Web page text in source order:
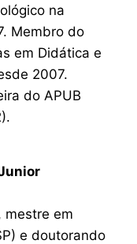
na
Membro do
em Didática e
2007.
do APUB
mestre em
e doutorando